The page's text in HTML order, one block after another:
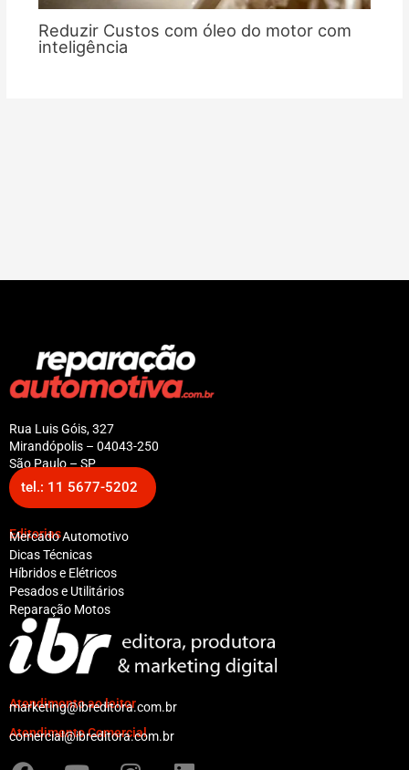
Reduzir Custos com óleo do motor com
inteligência
Rua Luis Góis, 327
Mirandópolis – 04043-250
São Paulo – SP
tel.: 11 5677-5202
Editorias
Mercado Automotivo
Dicas Técnicas
Híbridos e Elétricos
Pesados e Utilitários
Reparação Motos
Atendimento ao leitor
marketing@ibreditora.com.br
Atendimento Comercial
comercial@ibreditora.com.br
F
Y
I
L